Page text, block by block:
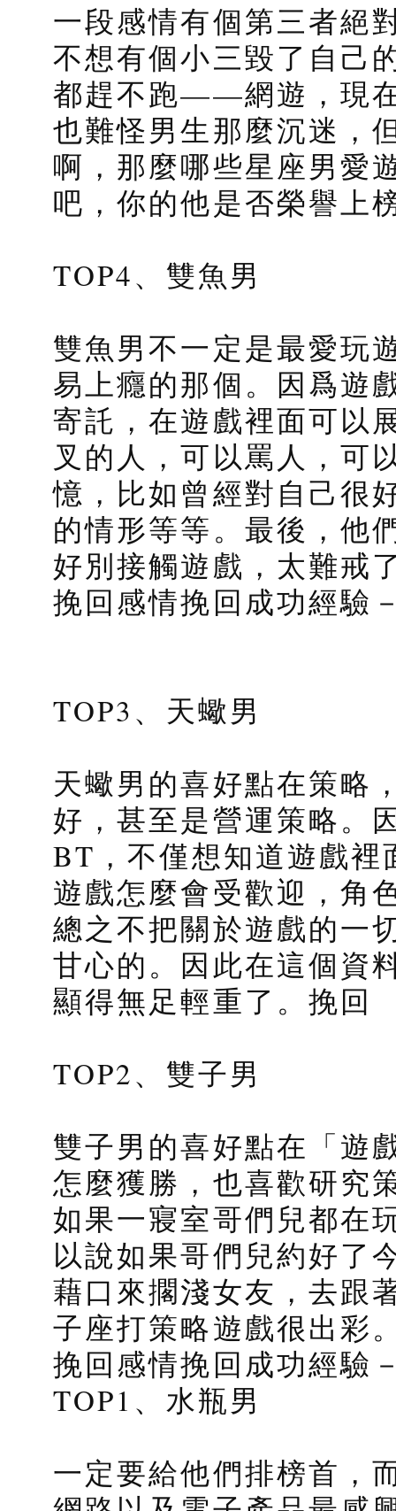
一段感情有個第三者絕
不想有個小三毀了自己
都趕不跑——網遊，現
也難怪男生那麼沉迷，
啊，那麼哪些星座男愛
吧，你的他是否榮譽上
TOP4、雙魚男
雙魚男不一定是最愛玩
易上癮的那個。因爲遊
寄託，在遊戲裡面可以
叉的人，可以罵人，可
憶，比如曾經對自己很
的情形等等。最後，他
好別接觸遊戲，太難戒
挽回感情挽回成功經驗
TOP3、天蠍男
天蠍男的喜好點在策略
好，甚至是營運策略。
BT，不僅想知道遊戲
遊戲怎麼會受歡迎，角
總之不把關於遊戲的一
甘心的。因此在這個資
顯得無足輕重了。挽回
TOP2、雙子男
雙子男的喜好點在「遊
怎麼獲勝，也喜歡研究
如果一寢室哥們兒都在
以說如果哥們兒約好了
藉口來擱淺女友，去跟
子座打策略遊戲很出彩
挽回感情挽回成功經驗
TOP1、水瓶男
一定要給他們排榜首，